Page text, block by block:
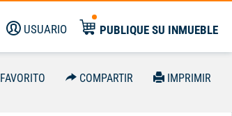
USUARIO PUBLIQUE SU INMUEBLE
FAVORITO COMPARTIR IMPRIMIR